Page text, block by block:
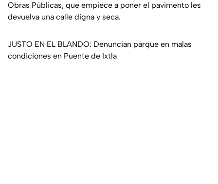
Obras Públicas, que empiece a poner el pavimento les
devuelva una calle digna y seca.
JUSTO EN EL BLANDO: Denuncian parque en malas
condiciones en Puente de Ixtla